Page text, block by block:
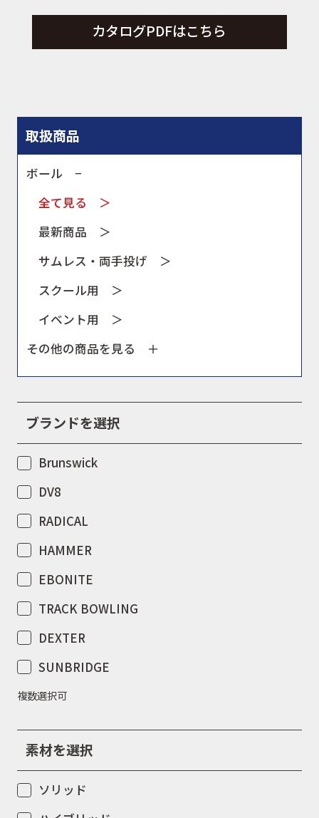
取扱商品
ボール −
全て見る ＞
最新商品 ＞
サムレス・両手投げ ＞
スクール用 ＞
イベント用 ＞
その他の商品を見る ＋
ブランドを選択
Brunswick
DV8
RADICAL
HAMMER
EBONITE
TRACK BOWLING
DEXTER
SUNBRIDGE
複数選択可
素材を選択
ソリッド
カタログPDFはこちら